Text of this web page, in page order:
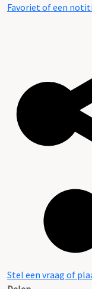
Favoriet of een
Stel een vraag of